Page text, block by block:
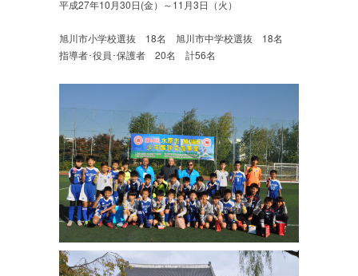
平成27年10月30日(金）～11月3日（火）
旭川市小学校選抜 18名 旭川市中学校選抜 18名
指導者･役員･保護者 20名 計56名